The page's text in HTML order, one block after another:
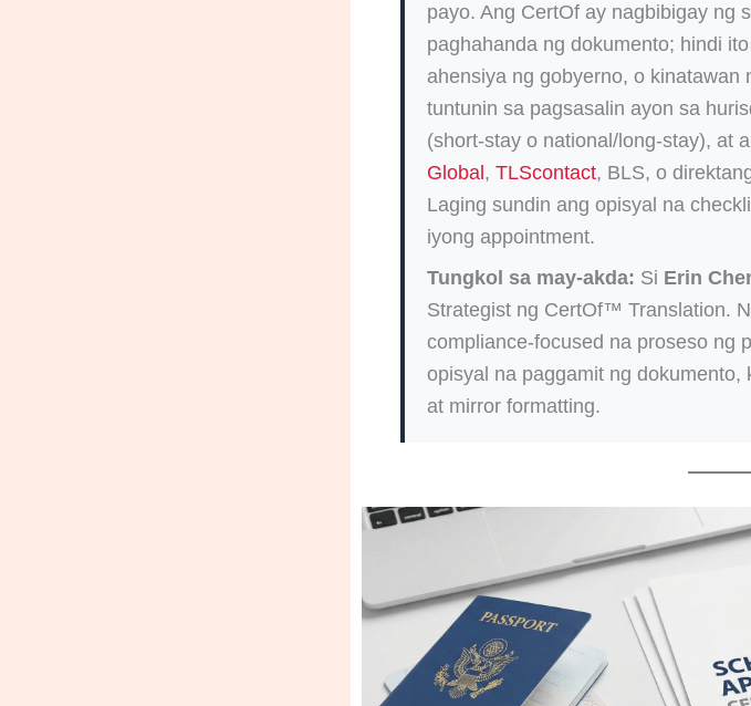
payo. Ang CertOf ay nagbibigay ng
paghahanda ng dokumento; hindi
ahensiya ng gobyerno, o
tuntunin sa pagsasalin ayon sa
(short-stay o national/long-stay), at
Global , TLScontact, BLS, o
Laging sundin ang opisyal na
iyong appointment.
Tungkol sa may-akda: Si Erin
Strategist ng CertOf™ Translation.
compliance-focused na proseso ng
opisyal na paggamit ng
at mirror formatting.